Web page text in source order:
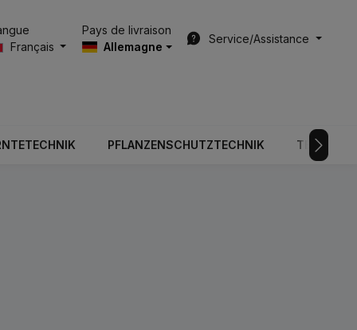
Français
Pays de livraison
Allemagne
Service/Assistance
PFLANZENSCHUTZTECHNIK